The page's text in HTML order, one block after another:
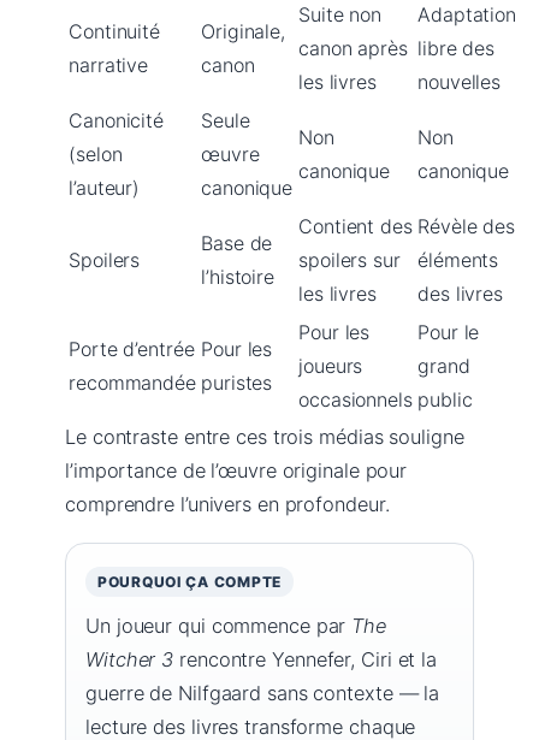
Continuité
narrative
Originale,
canon
Suite non
canon après
les livres
Adaptation
libre des
nouvelles
Canonicité
(selon
l’auteur)
Seule
œuvre
canonique
Non
canonique
Non
canonique
Spoilers
Base de
l’histoire
Contient des
spoilers sur
les livres
Révèle des
éléments
des livres
Porte d’entrée
recommandée
Pour les
puristes
Pour les
joueurs
occasionnels
Pour le
grand
public
Le contraste entre ces trois médias souligne
l’importance de l’œuvre originale pour
comprendre l’univers en profondeur.
POURQUOI ÇA COMPTE
Un joueur qui commence par The
Witcher 3 rencontre Yennefer, Ciri et la
guerre de Nilfgaard sans contexte — la
lecture des livres transforme chaque